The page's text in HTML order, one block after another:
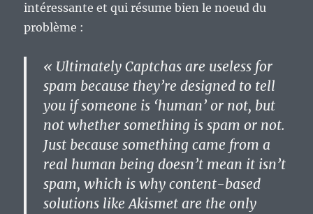
intéressante et qui résume bien le noeud du
problème :
« Ultimately Captchas are useless for
spam because they’re designed to tell
you if someone is ‘human’ or not, but
not whether something is spam or not.
Just because something came from a
real human being doesn’t mean it isn’t
spam, which is why content-based
solutions like Akismet are the only